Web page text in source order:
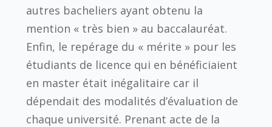
autres bacheliers ayant obtenu la
mention « très bien » au baccalauréat.
Enfin, le repérage du « mérite » pour les
étudiants de licence qui en bénéficiaient
en master était inégalitaire car il
dépendait des modalités d’évaluation de
chaque université. Prenant acte de la